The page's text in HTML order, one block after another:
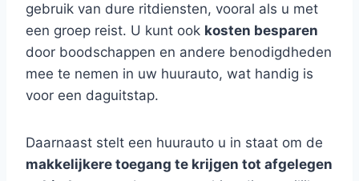
gebruik van dure ritdiensten, vooral als u met
een groep reist. U kunt ook kosten besparen
door boodschappen en andere benodigdheden
mee te nemen in uw huurauto, wat handig is
voor een daguitstap.
Daarnaast stelt een huurauto u in staat om de
makkelijkere toegang te krijgen tot afgelegen